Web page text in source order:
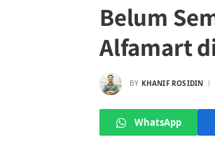
Belum
Alfamart
BY KHANIF ROSIDIN
WhatsApp